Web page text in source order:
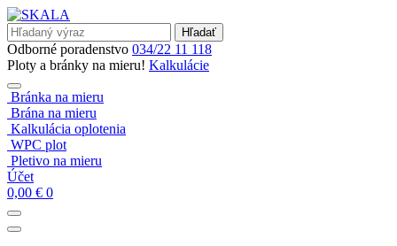
Hľadať
Odborné poradenstvo 034/22 11 118
Ploty a bránky na mieru! Kalkulácie
Bránka na mieru
Brána na mieru
Kalkulácia oplotenia
WPC plot
Pletivo na mieru
Účet
0,00 € 0